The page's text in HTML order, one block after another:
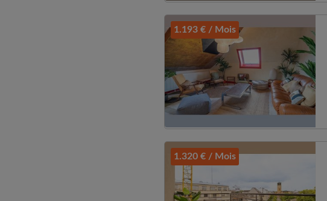
1.193 € / Mois
1.320 € / Mois